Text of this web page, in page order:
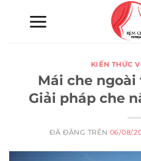
KIẾN THỨC
Mái che ngoài
Giải pháp che
ĐÃ ĐĂNG TRÊN 06/08/